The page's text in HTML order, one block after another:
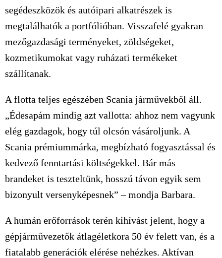
segédeszközök és autóipari alkatrészek is
megtalálhatók a portfólióban. Visszafelé gyakran
mezőgazdasági terményeket, zöldségeket,
kozmetikumokat vagy ruházati termékeket
szállítanak.
A flotta teljes egészében Scania járművekből áll.
„Édesapám mindig azt vallotta: ahhoz nem vagyunk
elég gazdagok, hogy túl olcsón vásároljunk. A
Scania prémiummárka, megbízható fogyasztással és
kedvező fenntartási költségekkel. Bár más
brandeket is teszteltünk, hosszú távon egyik sem
bizonyult versenyképesnek” – mondja Barbara.
A humán erőforrások terén kihívást jelent, hogy a
gépjárművezetők átlagéletkora 50 év felett van, és a
fiatalabb generációk elérése nehézkes. Aktívan